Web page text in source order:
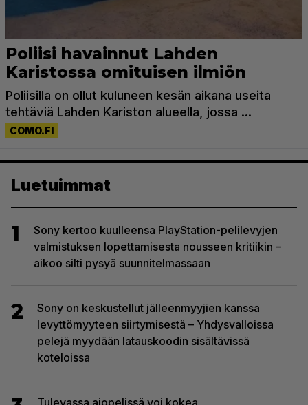
Luetuimmat
1
Sony kertoo kuulleensa PlayStation-pelilevyjen
valmistuksen lopettamisesta nousseen kritiikin –
aikoo silti pysyä suunnitelmassaan
2
Sony on keskustellut jälleenmyyjien kanssa
levyttömyyteen siirtymisestä – Yhdysvalloissa
pelejä myydään latauskoodin sisältävissä
koteloissa